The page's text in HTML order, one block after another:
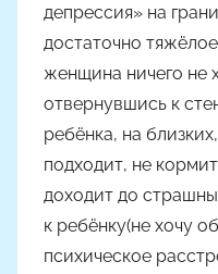
депрессия» на
достаточно
женщина ничего не
отвернувшись к
ребёнка, на
подходит, не
доходит до
к ребёнку(не хочу
психическое